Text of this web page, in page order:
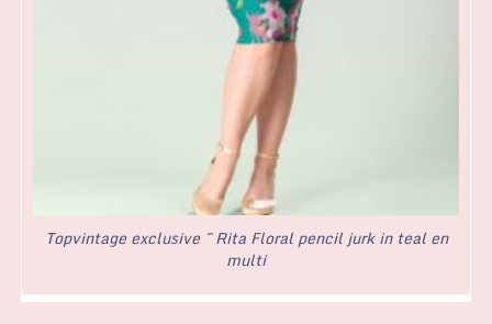
Topvintage exclusive ~ Rita Floral pencil jurk in teal en
multi